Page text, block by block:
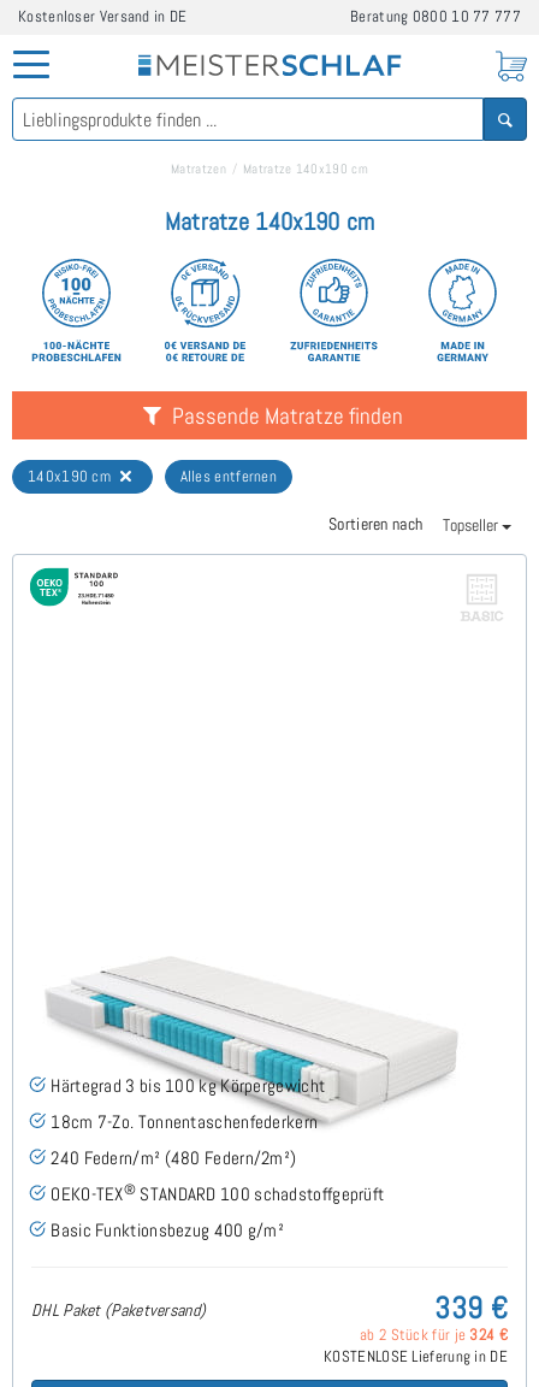
Kostenloser Versand in DE Beratung 0800 10 77 777
Matratzen Matratze 140x190 cm
Matratze 140x190 cm
Passende Matratze finden
140x190 cm Alles entfernen
Sortieren nach Topseller
Roy H3 (Basic) TTFK-Matratze 140x190 cm
(53)
Härtegrad 3 bis 100 kg Körpergewicht
18cm 7-Zo. Tonnentaschenfederkern
240 Federn/m² (480 Federn/2m²)
OEKO-TEX® STANDARD 100 schadstoffgeprüft
Basic Funktionsbezug 400 g/m²
DHL Paket (Paketversand) 339 €
ab 2 Stück für je 324 €
KOSTENLOSE Lieferung in DE